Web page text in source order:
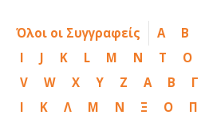
Όλοι οι Συγγραφείς A B
I
J K L M N T O
V
W X Y Z Α Β Γ
Ι
Κ Λ Μ Ν Ξ Ο Π